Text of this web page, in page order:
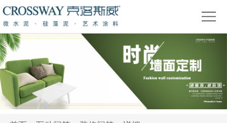
首
页
关
于
我
们
产
品
中
品
新